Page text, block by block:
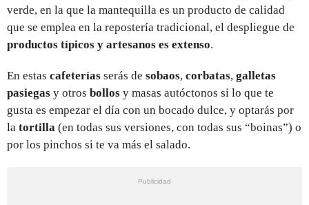
verde, en la que la mantequilla es un producto de calidad
que se emplea en la repostería tradicional, el despliegue de
productos típicos y artesanos es extenso.
En estas cafeterías serás de sobaos, corbatas, galletas
pasiegas y otros bollos y masas autóctonos si lo que te
gusta es empezar el día con un bocado dulce, y optarás por
la tortilla (en todas sus versiones, con todas sus “boinas”) o
por los pinchos si te va más el salado.